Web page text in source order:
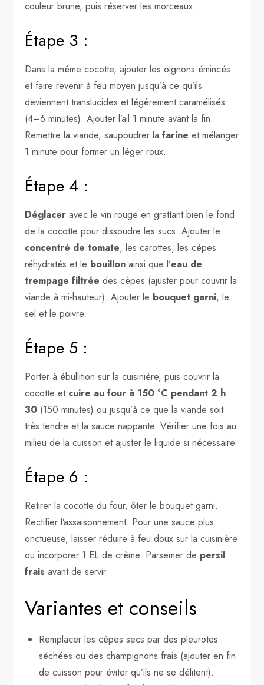
couleur brune, puis réserver les morceaux.
Étape 3 :
Dans la même cocotte, ajouter les oignons émincés
et faire revenir à feu moyen jusqu’à ce qu’ils
deviennent translucides et légèrement caramélisés
(4–6 minutes). Ajouter l’ail 1 minute avant la fin.
Remettre la viande, saupoudrer lafarine et mélanger
1 minute pour former un léger roux.
Étape 4 :
Déglacer avec le vin rouge en grattant bien le fond
de la cocotte pour dissoudre les sucs. Ajouter le
concentré de tomate, les carottes, les cèpes
réhydratés et le bouillon ainsi que l’eau de
trempage filtrée des cèpes (ajuster pour couvrir la
viande à mi-hauteur). Ajouter le bouquet garni, le
sel et le poivre.
Étape 5 :
Porter à ébullition sur la cuisinière, puis couvrir la
cocotte et cuire au four à 150 °C pendant 2 h
30 (150 minutes) ou jusqu’à ce que la viande soit
très tendre et la sauce nappante. Vérifier une fois au
milieu de la cuisson et ajuster le liquide si nécessaire.
Étape 6 :
Retirer la cocotte du four, ôter le bouquet garni.
Rectifier l’assaisonnement. Pour une sauce plus
onctueuse, laisser réduire à feu doux sur la cuisinière
ou incorporer 1 EL de crème. Parsemer de persil
frais avant de servir.
Variantes et conseils
Remplacer les cèpes secs par des pleurotes
séchées ou des champignons frais (ajouter en fin
de cuisson pour éviter qu’ils ne se délitent).